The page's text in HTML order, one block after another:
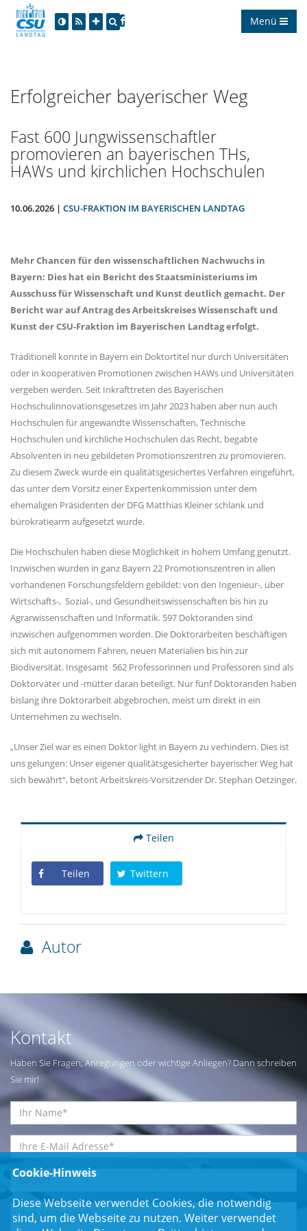
Menü
Erfolgreicher bayerischer Weg
Fast 600 Jungwissenschaftler
promovieren an bayerischen THs,
HAWs und kirchlichen Hochschulen
10.06.2026 | CSU-FRAKTION IM BAYERISCHEN LANDTAG
Mehr Chancen für den wissenschaftlichen Nachwuchs in
Bayern: Dies hat ein Bericht des Staatsministeriums im
Ausschuss für Wissenschaft und Kunst deutlich gemacht. Der
Bericht war auf Antrag des Arbeitskreises Wissenschaft und
Kunst der CSU-Fraktion im Bayerischen Landtag erfolgt.
Traditionell konnte in Bayern ein Doktortitel nur durch Universitäten
oder in kooperativen Promotionen zwischen HAWs und Universitäten
vergeben werden. Seit Inkrafttreten des Bayerischen
Hochschulinnovationsgesetzes im Jahr 2023 haben aber nun auch
Hochschulen für angewandte Wissenschaften, Technische
Hochschulen und kirchliche Hochschulen das Recht, begabte
Absolventen in neu gebildeten Promotionszentren zu promovieren.
Zu diesem Zweck wurde ein qualitätsgesichertes Verfahren eingeführt,
das unter dem Vorsitz einer Expertenkommission unter dem
ehemaligen Präsidenten der DFG Matthias Kleiner schlank und
bürokratiearm aufgesetzt wurde.
Die Hochschulen haben diese Möglichkeit in hohem Umfang genutzt.
Inzwischen wurden in ganz Bayern 22 Promotionszentren in allen
vorhandenen Forschungsfeldern gebildet: von den Ingenieur-, über
Wirtschafts-, Sozial-, und Gesundheitswissenschaften bis hin zu
Agrarwissenschaften und Informatik. 597 Doktoranden sind
inzwischen aufgenommen worden. Die Doktorarbeiten beschäftigen
sich mit autonomem Fahren, neuen Materialien bis hin zur
Biodiversität. Insgesamt 562 Professorinnen und Professoren sind als
Doktorväter und -mütter daran beteiligt. Nur fünf Doktoranden haben
bislang ihre Doktorarbeit abgebrochen, meist um direkt in ein
Unternehmen zu wechseln.
Unser Ziel war es einen Doktor light in Bayern zu verhindern. Dies ist
uns gelungen: Unser eigener qualitätsgesicherter bayerischer Weg hat
sich bewährt“, betont Arbeitskreis-Vorsitzender Dr. Stephan Oetzinger.
Teilen
Teilen Twittern
Autor
Kontakt
Haben Sie Fragen, Anregungen oder wichtige Anliegen? Dann schreiben
Sie mir!
Cookie-Hinweis
Diese Webseite verwendet Cookies, die notwendig
sind, um die Webseite zu nutzen. Weiter verwendet